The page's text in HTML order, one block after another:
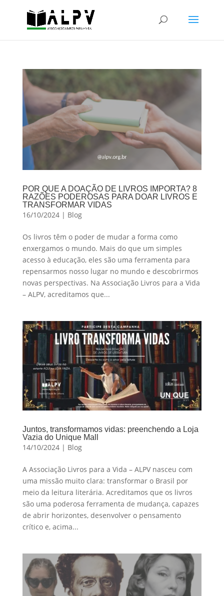
POR QUE A DOAÇÃO DE LIVROS IMPORTA? 8
RAZÕES PODEROSAS PARA DOAR LIVROS E
TRANSFORMAR VIDAS
16/10/2024| Blog
Os livros têm o poder de mudar a forma como
enxergamos o mundo. Mais do que um simples
acesso à educação, eles são uma ferramenta para
repensarmos nosso lugar no mundo e descobrirmos
novas perspectivas. Na Associação Livros para a Vida
– ALPV, acreditamos que...
Juntos, transformamos vidas: preenchendo a Loja
Vazia do Unique Mall
14/10/2024| Blog
A Associação Livros para a Vida – ALPV nasceu com
uma missão muito clara: transformar o Brasil por
meio da leitura literária. Acreditamos que os livros
são uma poderosa ferramenta de mudança, capazes
de abrir horizontes, desenvolver o pensamento
crítico e, acima...